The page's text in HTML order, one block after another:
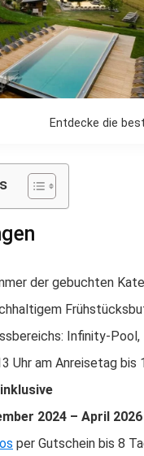
Entdecke die
der gebuchten
Infinity-Pool,
Uhr am Anreisetag bis
2024 – April 2026
per Gutschein bis 8